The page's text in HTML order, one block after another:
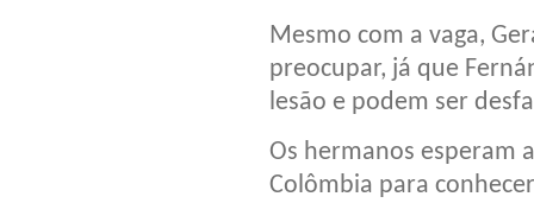
Mesmo com a vaga,
preocupar, já que
lesão e podem ser
Os hermanos esperam
Colômbia para